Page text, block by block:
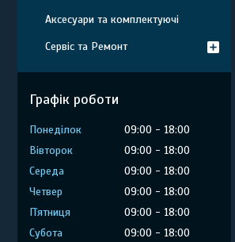
Аксесуари та комплектуючі
Сервіс та Ремонт
Графік роботи
Понеділок 09:00
18:00
Вівторок
09:00
18:00
Середа
09:00
18:00
Четвер
09:00
18:00
Пʼятниця
09:00
18:00
Субота
09:00
18:00